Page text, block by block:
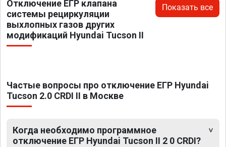
Отключение ЕГР клапана
системы рециркуляции
выхлопных газов других
модификаций Hyundai Tucson II
Показать все
Частые вопросы про отключение ЕГР Hyundai
Tucson 2.0 CRDI II в Москве
Когда необходимо программное
отключение ЕГР Hyundai Tucson II 2 0 CRDI?